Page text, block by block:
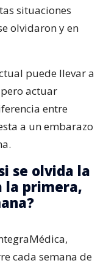
situaciones
olvidaron y en
puede llevar a
actuar
entre
a un embarazo
se olvida la
la primera,
cada semana de